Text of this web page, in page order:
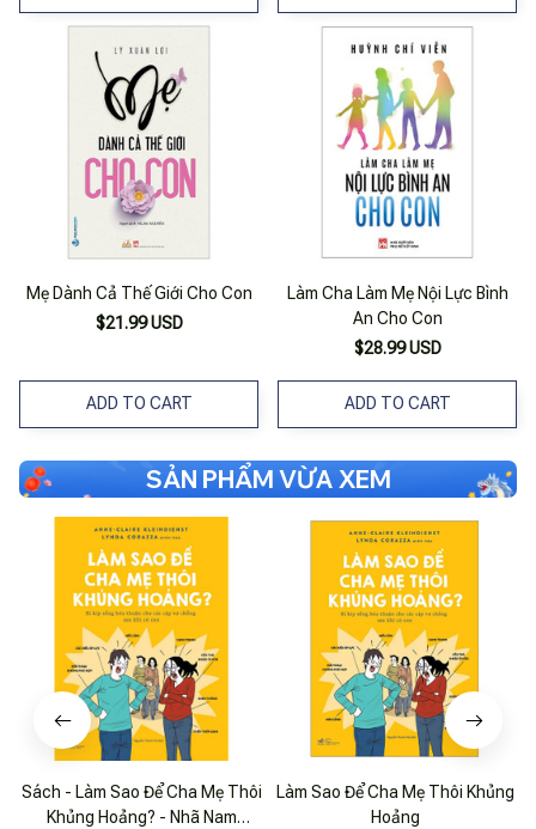
Mẹ Dành Cả Thế Giới Cho Con
$21.99 USD
ADD TO CART
Làm Cha Làm Mẹ Nội Lực Bình
An Cho Con
$28.99 USD
ADD TO CART
SẢN PHẨM VỪA XEM
Sách - Làm Sao Để Cha Mẹ Thôi
Khủng Hoảng? - Nhã Nam
Làm Sao Để Cha Mẹ Thôi Khủng
Hoảng